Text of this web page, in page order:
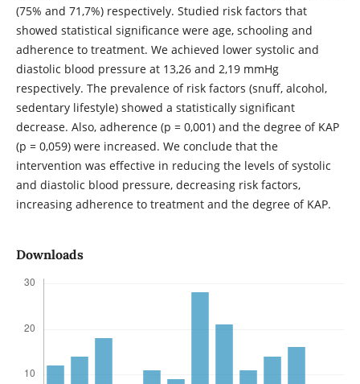
(75% and 71,7%) respectively. Studied risk factors that
showed statistical significance were age, schooling and
adherence to treatment. We achieved lower systolic and
diastolic blood pressure at 13,26 and 2,19 mmHg
respectively. The prevalence of risk factors (snuff, alcohol,
sedentary lifestyle) showed a statistically significant
decrease. Also, adherence (p = 0,001) and the degree of KAP
(p = 0,059) were increased. We conclude that the
intervention was effective in reducing the levels of systolic
and diastolic blood pressure, decreasing risk factors,
increasing adherence to treatment and the degree of KAP.
Downloads